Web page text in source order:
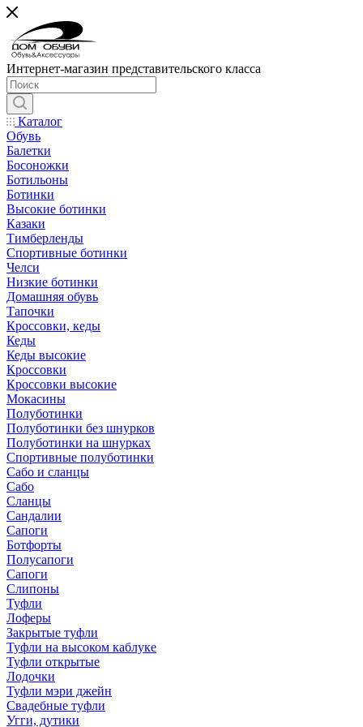
Интернет-магазин представительского класса
Каталог
Обувь
Балетки
Босоножки
Ботильоны
Ботинки
Высокие ботинки
Казаки
Тимберленды
Спортивные ботинки
Челси
Низкие ботинки
Домашняя обувь
Тапочки
Кроссовки, кеды
Кеды
Кеды высокие
Кроссовки
Кроссовки высокие
Мокасины
Полуботинки
Полуботинки без шнурков
Полуботинки на шнурках
Спортивные полуботинки
Сабо и сланцы
Сабо
Сланцы
Сандалии
Сапоги
Ботфорты
Полусапоги
Сапоги
Слипоны
Туфли
Лоферы
Закрытые туфли
Туфли на высоком каблуке
Туфли открытые
Лодочки
Туфли мэри джейн
Свадебные туфли
Угги, дутики